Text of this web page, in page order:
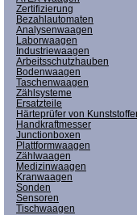
Zertifizierung
Bezahlautomaten
Analysenwaagen
Laborwaagen
Industriewaagen
Arbeitsschutzhauben
Bodenwaagen
Taschenwaagen
Zählsysteme
Ersatzteile
Härteprüfer von
Handkraftmesser
Junctionboxen
Plattformwaagen
Zählwaagen
Medizinwaagen
Kranwaagen
Sonden
Sensoren
Tischwaagen